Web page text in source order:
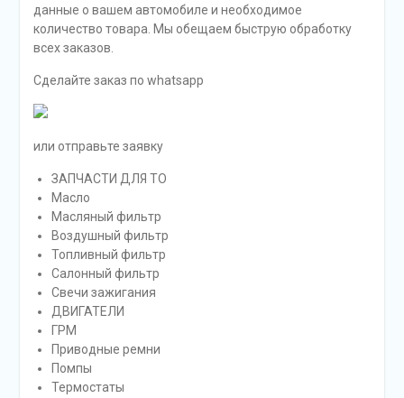
данные о вашем автомобиле и необходимое
количество товара. Мы обещаем быструю обработку
всех заказов.
Сделайте заказ по whatsapp
или отправьте заявку
ЗАПЧАСТИ ДЛЯ ТО
Масло
Масляный фильтр
Воздушный фильтр
Топливный фильтр
Салонный фильтр
Свечи зажигания
ДВИГАТЕЛИ
ГРМ
Приводные ремни
Помпы
Термостаты